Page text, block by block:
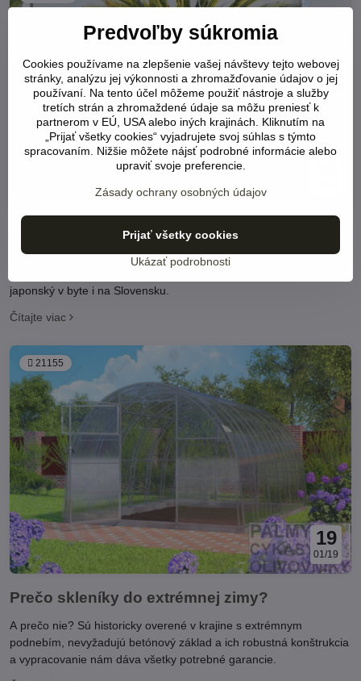
Ako úspešne pestovať cykasy v kvetináči?
Množstvo pestovateľov sa trápi s pestovaním cykasu v byte. My
japonský v byte i na Slovensku.
Čítajte viac
21155
19
01/19
Prečo skleníky do extrémnej zimy?
A prečo nie? Sú historicky overené v krajine s extrémnym
podnebím, nevyžadujú betónový základ a ich robustná konštrukcia
a vypracovanie nám dáva všetky potrebné garancie.
Predvoľby súkromia
Cookies používame na zlepšenie vašej návštevy tejto webovej
stránky, analýzu jej výkonnosti a zhromažďovanie údajov o jej
používaní. Na tento účel môžeme použiť nástroje a služby
tretích strán a zhromaždené údaje sa môžu preniesť k
partnerom v EÚ, USA alebo iných krajinách. Kliknutím na
„Prijať všetky cookies“ vyjadrujete svoj súhlas s týmto
spracovaním. Nižšie môžete nájsť podrobné informácie alebo
upraviť svoje preferencie.
Zásady ochrany osobných údajov
Ukázať podrobnosti
Prijať všetky cookies